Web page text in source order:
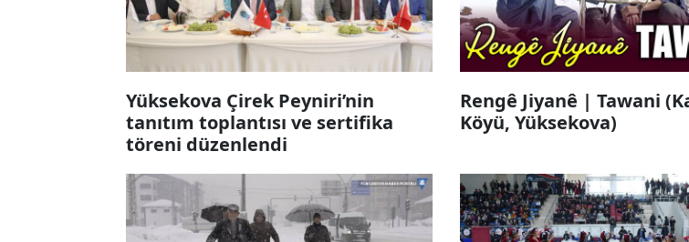
Yüksekova Çirek Peyniri’nin
tanıtım toplantısı ve sertifika
töreni düzenlendi
Rengê Jiyanê | Tawani
Köyü, Yüksekova)